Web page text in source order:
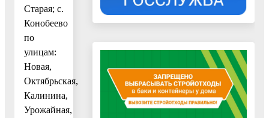
Старая; с.
Конобеево
по
улицам:
Новая,
Октябрьская,
Калинина,
Урожайная,